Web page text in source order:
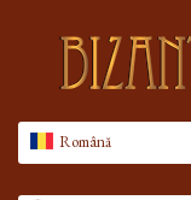
Română